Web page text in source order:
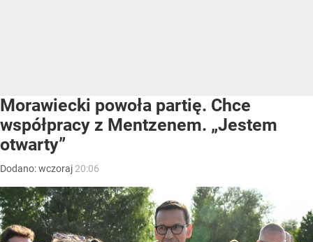
Morawiecki powoła partię. Chce
współpracy z Mentzenem. „Jestem
otwarty”
Dodano:wczoraj 20:06